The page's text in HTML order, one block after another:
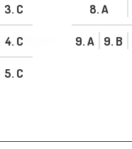
3. C
4. C
5. C
8. A
9. A 9. B